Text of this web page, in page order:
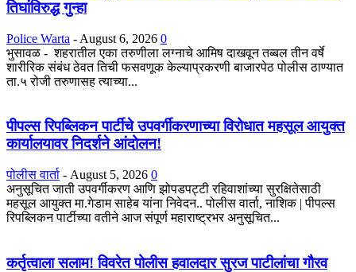
तिघांविरुद्ध गुन्हा
Police Warta - August 6, 2026 0
भुसावळ - शहरातील एका तरुणीला लग्नाचे आमिष दाखवून तब्बल तीन वर्षे
शारीरिक संबंध ठेवत तिची फसवणूक केल्याप्रकरणी बाजारपेठ पोलीस ठाण्यात
ता.५ रोजी तरुणासह त्याच्या...
पीपल्स रिपब्लिकन पार्टीचे उपवर्गीकरणाच्या विरोधात महसूल आयुक्त
कार्यालयावर निदर्शने आंदोलन!
पोलीस वार्ता - August 5, 2026 0
अनुसूचित जाती उपवर्गीकरण आणि झोपडपट्टी रहिवाशांच्या सुरक्षितेसाठी
महसूल आयुक्त मा.गेडाम साहेब यांना निवेदन.. पोलीस वार्ता, नाशिक | पीपल्स
रिपब्लिकन पार्टीच्या वतीने आज संपूर्ण महाराष्ट्रभर अनुसूचित...
कर्तृत्वाला सलाम! विवरेत पोलीस हवालदार सुरज पाटीलांचा गौरव